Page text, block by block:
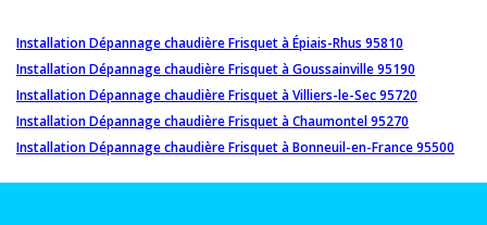
Installation Dépannage chaudière Frisquet à Épiais-Rhus 95810
Installation Dépannage chaudière Frisquet à Goussainville 95190
Installation Dépannage chaudière Frisquet à Villiers-le-Sec 95720
Installation Dépannage chaudière Frisquet à Chaumontel 95270
Installation Dépannage chaudière Frisquet à Bonneuil-en-France 95500